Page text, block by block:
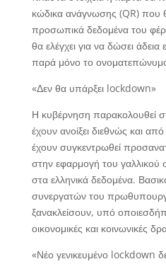
κώδικα ανάγνωσης (QR) που
προσωπικά δεδομένα του
θα ελέγχει για να δώσει
παρά μόνο το
«Δεν θα υπάρξει lockdown»
Η κυβέρνηση παρακολουθεί
έχουν ανοίξει διεθνώς και
έχουν συγκεντρωθεί
στην εφαρμογή του
στα ελληνικά δεδομένα.
συνεργατών του
ξανακλείσουν, υπό
οικονομικές και κοινωνικές
«Νέο γενικευμένο lockdown